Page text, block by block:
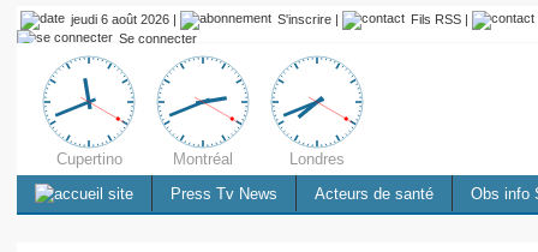
jeudi 6 août 2026 | S'inscrire | Fils RSS |
Se connecter
Cupertino Montréal
Londres
Press Tv News
Acteurs de santé Obs info